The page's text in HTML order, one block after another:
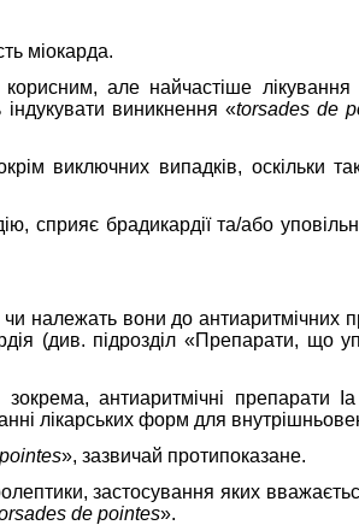
міокарда.
але найчастіше
індукувати виникнення «torsades de
виключних випадків, оскільки
сприяє брадикардії та/або
належать вони до антиаритмічних
(див. підрозділ «Препарати,
зокрема, антиаритмічні препарати
лікарських форм для
», зазвичай протипоказане.
застосування яких
de pointes».